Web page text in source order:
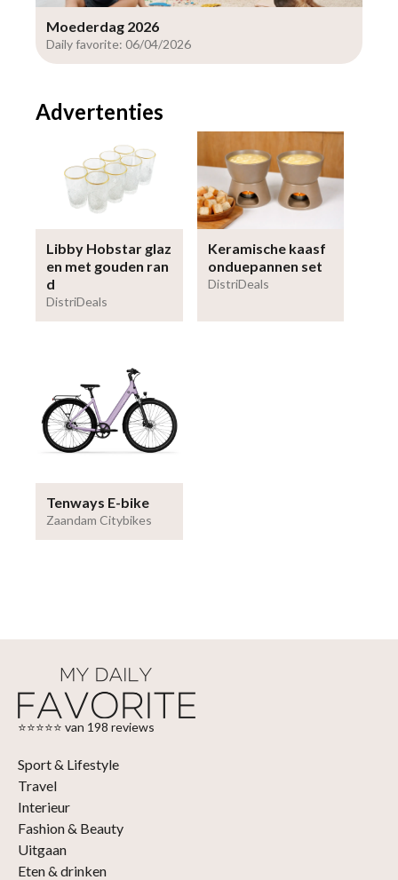
Moederdag 2026
Daily favorite: 06/04/2026
Advertenties
Libby Hobstar glaz
en met gouden ran
d
DistriDeals
Keramische kaasf
onduepannen set
DistriDeals
Tenways E-bike
Zaandam Citybikes
⭐⭐⭐⭐⭐ van 198 reviews
Sport & Lifestyle
Travel
Interieur
Fashion & Beauty
Uitgaan
Eten & drinken